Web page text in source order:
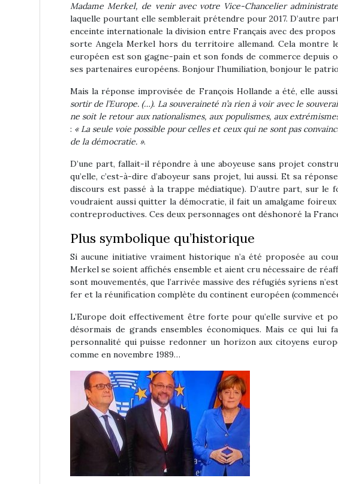
Madame Merkel, de venir avec votre Vice-Chancelier
laquelle pourtant elle semblerait prétendre pour 2017. D’autre
enceinte internationale la division entre Français avec des
sorte Angela Merkel hors du territoire allemand. Cela montre
européen est son gagne-pain et son fonds de commerce depuis
ses partenaires européens. Bonjour l’humiliation, bonjour le
Mais la réponse improvisée de François Hollande a été, elle
sortir de l’Europe. (…). La souveraineté n’a rien à voir avec le
ne soit le retour aux nationalismes, aux populismes, aux
: « La seule voie possible pour celles et ceux qui ne sont pas
de la démocratie. ».
D’une part, fallait-il répondre à une aboyeuse sans projet
qu’elle, c’est-à-dire d’aboyeur sans projet, lui aussi. Et sa
discours est passé à la trappe médiatique). D’autre part, sur le
voudraient aussi quitter la démocratie, il fait un amalgame
contreproductives. Ces deux personnages ont déshonoré la
Plus symbolique qu’historique
Si aucune initiative vraiment historique n’a été proposée au
Merkel se soient affichés ensemble et aient cru nécessaire de
sont mouvementés, que l’arrivée massive des réfugiés syriens
fer et la réunification complète du continent européen
L’Europe doit effectivement être forte pour qu’elle survive et
désormais de grands ensembles économiques. Mais ce qui lui
personnalité qui puisse redonner un horizon aux citoyens
comme en novembre 1989…